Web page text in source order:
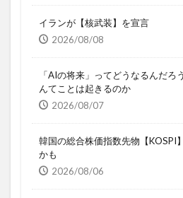
イランが【核武装】を宣言
2026/08/08
「AIの将来」ってどうなるんだ
んてことは起きるのか
2026/08/07
韓国の総合株価指数先物【KOSPI
かも
2026/08/06